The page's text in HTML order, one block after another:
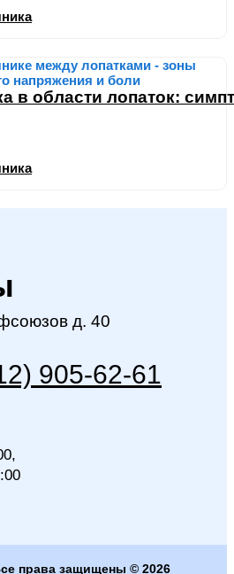
в области лопаток:
д. 40
905-62-61
права защищены © 2026